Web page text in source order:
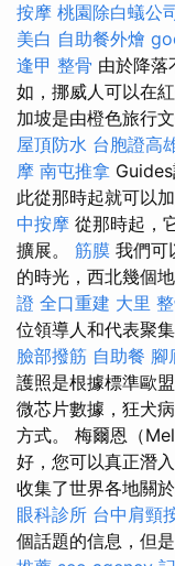
按摩 桃園除白蟻公
美白 自助餐外燴
逢甲 整骨 由於降落
如，挪威人可以在
加坡是由橙色旅行
屋頂防水 台胞證高
摩 南屯推拿
此從那時起就可以
中按摩 從那時起，
擴展。 筋膜 我們可
的時光，西北幾個
證 全口重建 大里
位領導人和代表聚
臉部撥筋 自助餐 腳
護照是根據標準歐
微芯片數據，狂犬
方式。 梅爾恩（
好，您可以真正潛
收集了世界各地關
眼科診所 台中肩頸
個話題的信息，但